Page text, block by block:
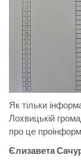
Як тільки
Лохвицькій
про це
Єлизавета